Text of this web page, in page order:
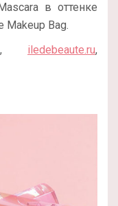
в оттенке
Makeup Bag.
, iledebeaute.ru,